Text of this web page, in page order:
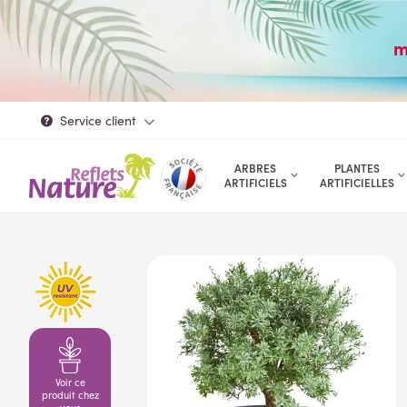
Service client
ARBRES
ARTIFICIELS
PLANTES
ARTIFICIELLES
Voir ce
produit chez